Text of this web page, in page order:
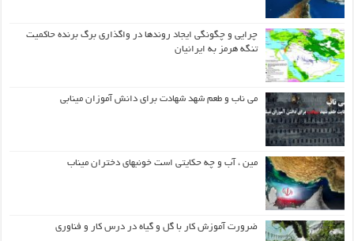
چرایی و چگونگی ایجاد روندها در واگذاری برگ برنده حاکمیت
تنگه هرمز به ایرانیان
می ناب و طعم شهد شهادت برای دانش آموزان مینابی
مین ، آب و چه حکایتی است خونبهای دختران میناب
ضرورت آموزش کار با گل و گیاه در درس کار و فناوری